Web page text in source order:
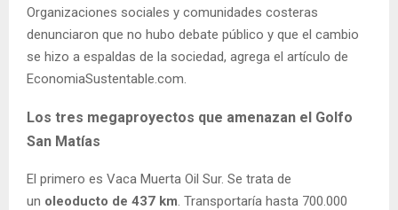
Organizaciones sociales y comunidades costeras
denunciaron que no hubo debate público y que el cambio
se hizo a espaldas de la sociedad, agrega el artículo de
EconomiaSustentable.com.
Los tres megaproyectos que amenazan el Golfo
San Matías
El primero es Vaca Muerta Oil Sur. Se trata de
un oleoducto de 437 km. Transportaría hasta 700.000